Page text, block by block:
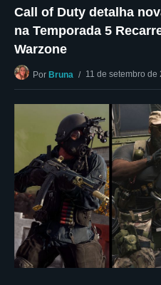
Call of Duty detalha
na Temporada 5
Warzone
Por Bruna 11 de setembro de